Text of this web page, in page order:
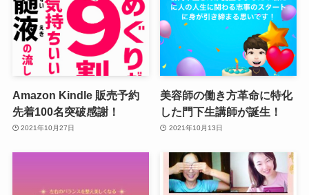
Amazon Kindle 販売予約
先着100名突破感謝！
2021年10月27日
美容師の働き方革命に特化
した門下生講師が誕生！
2021年10月13日